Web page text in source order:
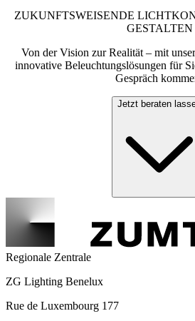
ZUKUNFTSWEISENDE
GESTALTEN
Von der Vision zur Realität – mit
innovative Beleuchtungslösungen für
Gespräch
Jetzt beraten
Regionale Zentrale
ZG Lighting Benelux
Rue de Luxembourg 177